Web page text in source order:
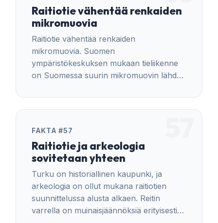
Raitiotie vähentää renkaiden
mikromuovia
Raitiotie vähentää renkaiden
mikromuovia. Suomen
ympäristökeskuksen mukaan tieliikenne
on Suomessa suurin mikromuovin lähde.
Lisäksi mikromuovia syntyy myös
jarruista ja tiemerkinnöistä.
FAKTA #57
Raitiotie ja arkeologia
sovitetaan yhteen
Turku on historiallinen kaupunki, ja
arkeologia on ollut mukana raitiotien
suunnittelussa alusta alkaen. Reitin
varrella on muinaisjäännöksiä erityisesti